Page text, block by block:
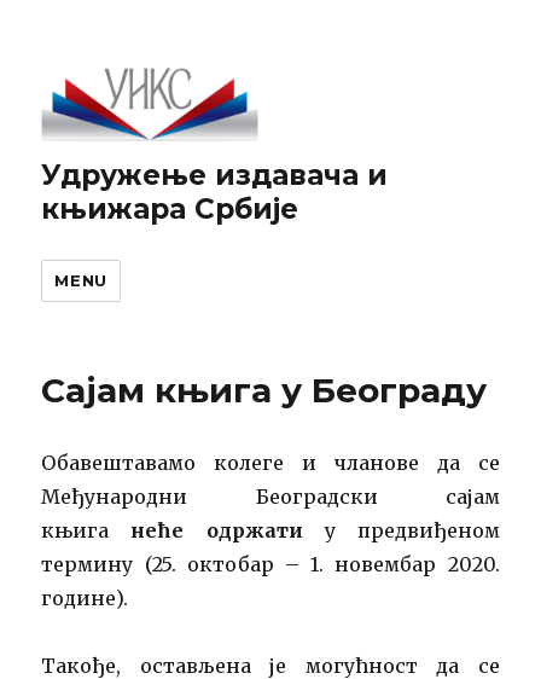
Удружење издавача и
књижара Србије
MENU
Сајам књига у Београду
Обавештавамо колеге и чланове да се
Међународни Београдски сајам
књига неће одржати у предвиђеном
термину (25. октобар – 1. новембар 2020.
године).
Такође, остављена је могућност да се